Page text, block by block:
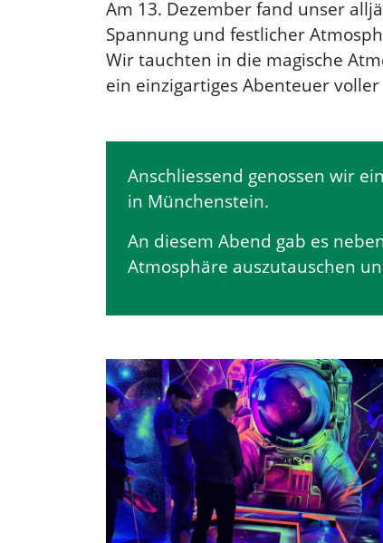
Am 13. Dezember fand unser
Spannung und festlicher
Wir tauchten in die magische
ein einzigartiges Abenteuer
Anschliessend genossen wir
in Münchenstein.
An diesem Abend gab es
Atmosphäre auszutauschen